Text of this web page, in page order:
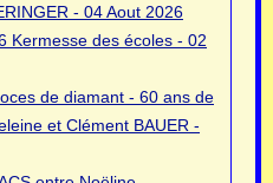
- 04 Aout 2026
Kermesse des écoles - 02
de diamant - 60 ans de
et Clément BAUER -